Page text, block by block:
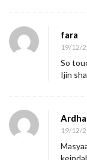
fara
19/12/
So
Ijin
Ardha
19/12/